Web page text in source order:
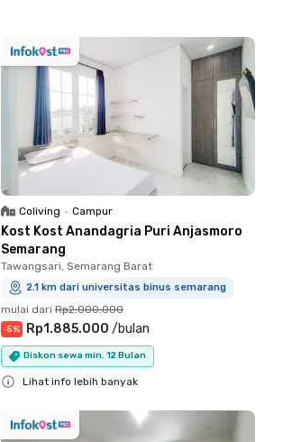
Coliving • Campur
Kost Kost Anandagria Puri Anjasmoro
Semarang
Tawangsari, Semarang Barat
2.1 km dari universitas binus semarang
mulai dari Rp2.000.000
-5% Rp1.885.000 /bulan
Diskon sewa min. 12 Bulan
Lihat info lebih banyak